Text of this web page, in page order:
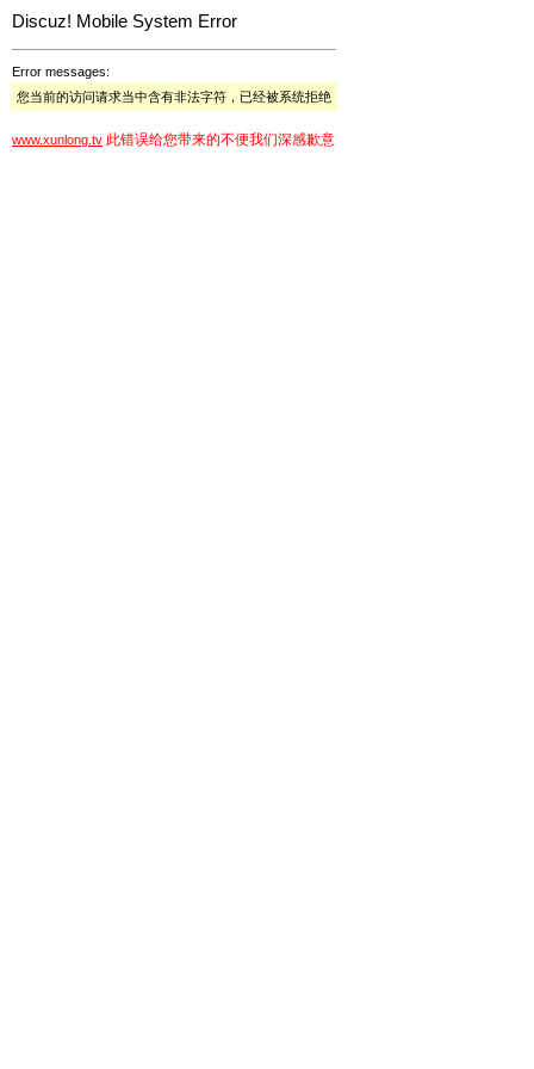
Discuz! Mobile System Error
Error messages:
您当前的访问请求当中含有非法字符，已经被系统拒绝
www.xunlong.tv 此错误给您带来的不便我们深感歉意